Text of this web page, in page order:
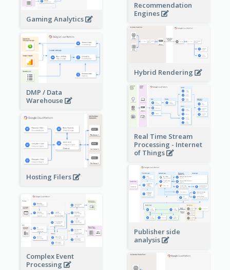
Gaming Analytics
Recommendation
Engines
Hybrid Rendering
DMP / Data
Warehouse
Real Time Stream
Processing - Internet
of Things
Hosting Filers
Publisher side
analysis
Complex Event
Processing